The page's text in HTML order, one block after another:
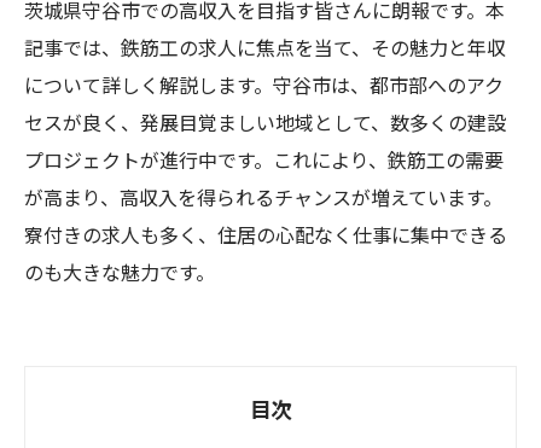
茨城県守谷市での高収入を目指す皆さんに朗報です。本
記事では、鉄筋工の求人に焦点を当て、その魅力と年収
について詳しく解説します。守谷市は、都市部へのアク
セスが良く、発展目覚ましい地域として、数多くの建設
プロジェクトが進行中です。これにより、鉄筋工の需要
が高まり、高収入を得られるチャンスが増えています。
寮付きの求人も多く、住居の心配なく仕事に集中できる
のも大きな魅力です。
目次